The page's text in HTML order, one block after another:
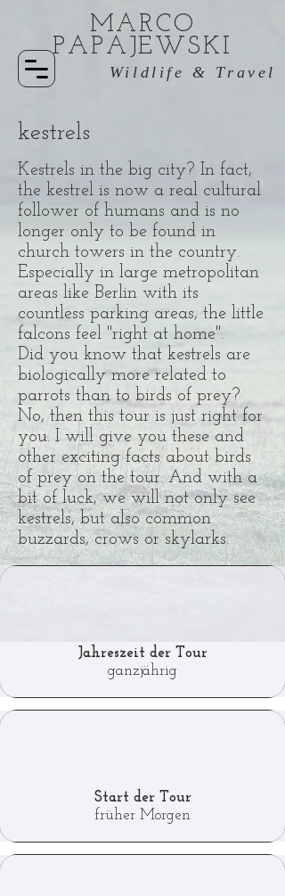
MARCO
PAPAJEWSKI
Wildlife & Travel
kestrels
Kestrels in the big city? In fact,
the kestrel is now a real cultural
follower of humans and is no
longer only to be found in
church towers in the country.
Especially in large metropolitan
areas like Berlin with its
countless parking areas, the little
falcons feel "right at home".
Did you know that kestrels are
biologically more related to
parrots than to birds of prey?
No, then this tour is just right for
you. I will give you these and
other exciting facts about birds
of prey on the tour. And with a
bit of luck, we will not only see
kestrels, but also common
buzzards, crows or skylarks.
Jahreszeit der Tour
ganzjährig
Start der Tour
früher Morgen